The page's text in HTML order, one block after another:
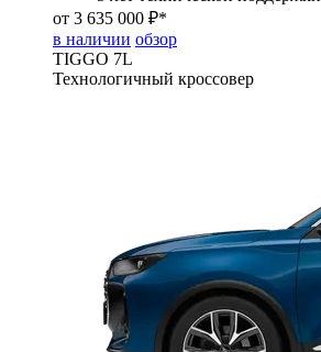
от 3 635 000 ₽*
в наличии обзор
TIGGO 7L
Технологичный кроссовер